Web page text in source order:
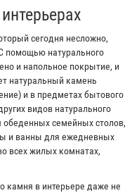
сегодня несложно,
помощью натурального
и напольное покрытие, и
натуральный камень
и в предметах бытового
видов натурального
семейных столов,
и ванны для ежедневных
всех жилых комнатах,
камня в интерьере даже не